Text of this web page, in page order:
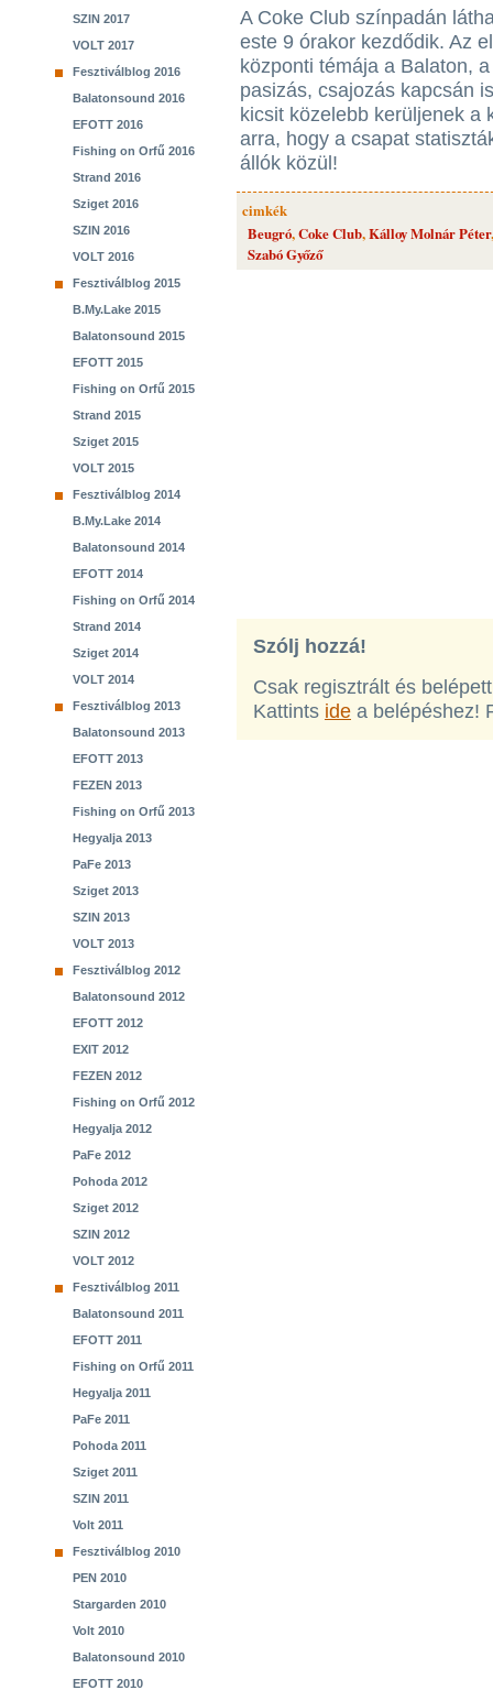
SZIN 2017
VOLT 2017
Fesztiválblog 2016
Balatonsound 2016
EFOTT 2016
Fishing on Orfű 2016
Strand 2016
Sziget 2016
SZIN 2016
VOLT 2016
Fesztiválblog 2015
B.My.Lake 2015
Balatonsound 2015
EFOTT 2015
Fishing on Orfű 2015
Strand 2015
Sziget 2015
VOLT 2015
Fesztiválblog 2014
B.My.Lake 2014
Balatonsound 2014
EFOTT 2014
Fishing on Orfű 2014
Strand 2014
Sziget 2014
VOLT 2014
Fesztiválblog 2013
Balatonsound 2013
EFOTT 2013
FEZEN 2013
Fishing on Orfű 2013
Hegyalja 2013
PaFe 2013
Sziget 2013
SZIN 2013
VOLT 2013
Fesztiválblog 2012
Balatonsound 2012
EFOTT 2012
EXIT 2012
FEZEN 2012
Fishing on Orfű 2012
Hegyalja 2012
PaFe 2012
Pohoda 2012
Sziget 2012
SZIN 2012
VOLT 2012
Fesztiválblog 2011
Balatonsound 2011
EFOTT 2011
Fishing on Orfű 2011
Hegyalja 2011
PaFe 2011
Pohoda 2011
Sziget 2011
SZIN 2011
Volt 2011
Fesztiválblog 2010
PEN 2010
Stargarden 2010
Volt 2010
Balatonsound 2010
EFOTT 2010
A Coke Club színpadán
este 9 órakor kezdődik. Az
központi témája a Balaton,
pasizás, csajozás kapcsán
kicsit közelebb kerüljenek a
arra, hogy a csapat
állók közül!
cimkék
Beugró,Coke Club,Kálloy Molnár Péter
Szabó Győző
Szólj hozzá!
Csak regisztrált és
Kattints ide a belépéshez!